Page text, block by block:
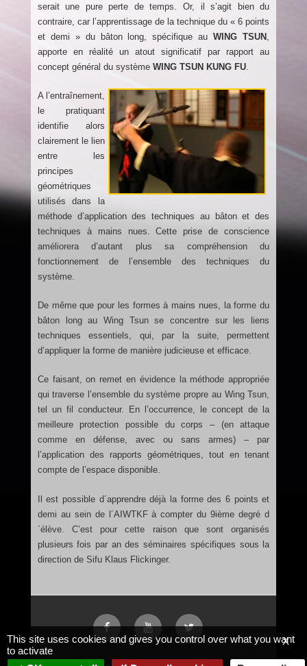
serait une pure perte de temps. Or, il s’agit bien du
contraire, car l’apprentissage de la technique du « 6 points
et demi » du bâton long, spécifique auWING TSUN
apporte en réalité un atout significatif par rapport au
concept général du système WING TSUN KUNG FU.
A l’entraînement,
le pratiquant
identifie alors
clairement le lien
entre les
principes
géométriques
utilisés dans la
méthode d’application des techniques au bâton et des
techniques à mains nues. Cette prise de conscience
améliorera d’autant plus sa compréhension du
fonctionnement de l’ensemble des techniques du
système.
De même que pour les formes à mains nues, la forme du
bâton long au Wing Tsun se concentre sur les liens
techniques essentiels, qui, par la suite, permettent
d’appliquer la forme de manière judicieuse et efficace.
Ce faisant, on remet en évidence la méthode appropriée
qui traverse l’ensemble du système propre au Wing Tsun,
tel un fil conducteur. En l’occurrence, le concept de la
meilleure protection possible du corps – (en attaque
comme en défense, avec ou sans armes) – par
l’application des rapports géométriques, tout en tenant
compte de l’espace disponible.
Il est possible d´apprendre déjà la forme des 6 points et
demi au sein de l´AIWTKF à compter du 9ième degré d
´élève. C’est pour cette raison que sont organisés
plusieurs fois par an des séminaires spécifiques sous la
direction de Sifu Klaus Flickinger.
X
This site uses cookies and gives you control over what you want
to activate